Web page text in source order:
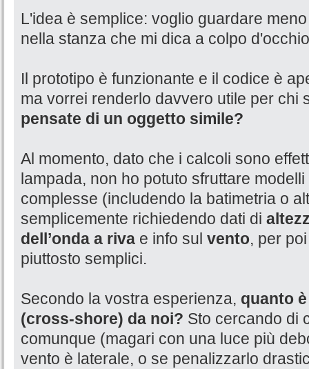
L'idea è semplice: voglio guardare
nella stanza che mi dica a colpo
Il prototipo è funzionante e il codice è
ma vorrei renderlo davvero utile per chi
pensate di un oggetto simile?
Al momento, dato che i calcoli sono
lampada, non ho potuto sfruttare
complesse (includendo la batimetria o
semplicemente richiedendo dati di
dell’onda a riva e info sul vento, per
piuttosto semplici.
Secondo la vostra esperienza, quanto
(cross-shore) da noi? Sto cercando di
comunque (magari con una luce più
vento è laterale, o se penalizzarlo